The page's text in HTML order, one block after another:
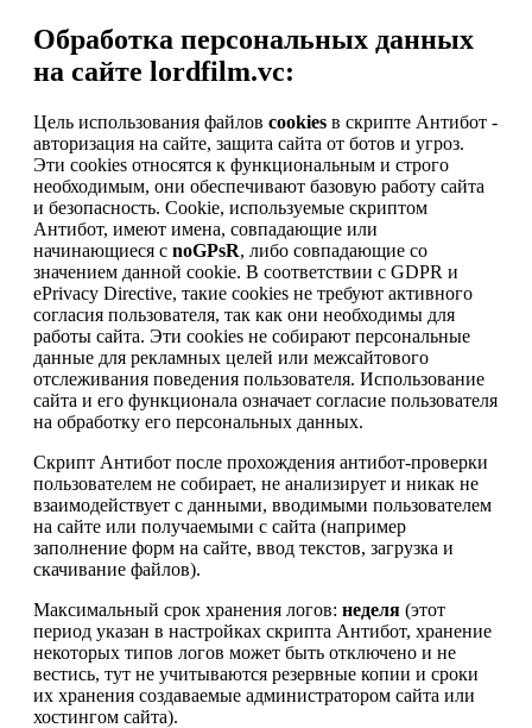
Обработка персональных данных
на сайте lordfilm.vc:
Цель использования файлов cookies в скрипте Антибот -
авторизация на сайте, защита сайта от ботов и угроз.
Эти cookies относятся к функциональным и строго
необходимым, они обеспечивают базовую работу сайта
и безопасность. Cookie, используемые скриптом
Антибот, имеют имена, совпадающие или
начинающиеся с noGPsR, либо совпадающие со
значением данной cookie. В соответствии с GDPR и
ePrivacy Directive, такие cookies не требуют активного
согласия пользователя, так как они необходимы для
работы сайта. Эти cookies не собирают персональные
данные для рекламных целей или межсайтового
отслеживания поведения пользователя. Использование
сайта и его функционала означает согласие пользователя
на обработку его персональных данных.
Скрипт Антибот после прохождения антибот-проверки
пользователем не собирает, не анализирует и никак не
взаимодействует с данными, вводимыми пользователем
на сайте или получаемыми с сайта (например
заполнение форм на сайте, ввод текстов, загрузка и
скачивание файлов).
Максимальный срок хранения логов: неделя (этот
период указан в настройках скрипта Антибот, хранение
некоторых типов логов может быть отключено и не
вестись, тут не учитываются резервные копии и сроки
их хранения создаваемые администратором сайта или
хостингом сайта).